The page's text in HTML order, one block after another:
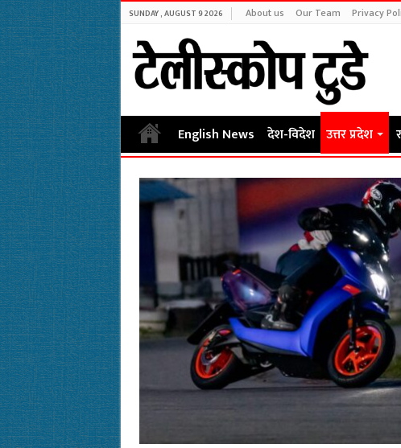
SUNDAY , AUGUST 9 2026 About us Our Team Privacy
English News देश-विदेश उत्तर प्रदेश